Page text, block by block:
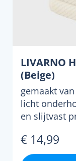
LIVARNO
(Beige)
gemaakt
licht
en slijtvast
€ 14,99